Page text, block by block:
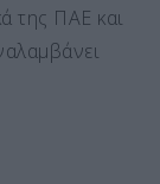
της ΠΑΕ και